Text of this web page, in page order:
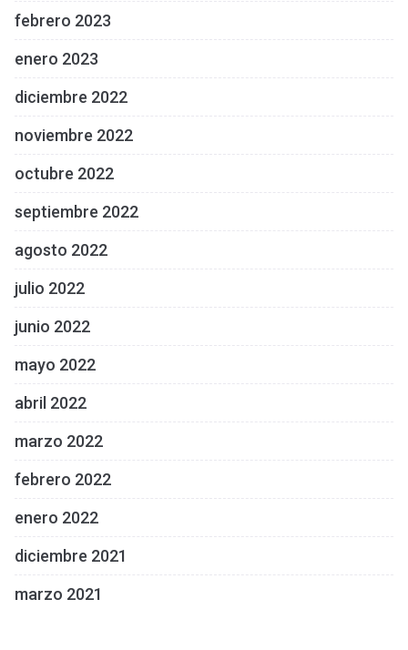
febrero 2023
enero 2023
diciembre 2022
noviembre 2022
octubre 2022
septiembre 2022
agosto 2022
julio 2022
junio 2022
mayo 2022
abril 2022
marzo 2022
febrero 2022
enero 2022
diciembre 2021
marzo 2021